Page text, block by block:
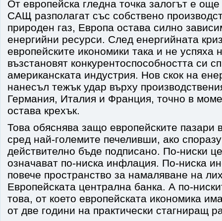
От европейска гледна точка залогът е
САЩ разполагат със собствено
природен газ, Европа остава силно
енергийни ресурси. След енергийната
европейските икономики така и не успяха
възстановят конкурентоспособността си
американската индустрия. Нов скок на
нанесъл тежък удар върху
Германия, Италия и Франция, точно в
остава крехък.
Това обяснява защо европейските пазари
сред най-големите печеливши, ако
действително бъде подписано. По-ниски
означават по-ниска инфлация. По-ниска
повече пространство за намаляване на
Европейската централна банка. А по-
това, от което европейската икономика
от две години на практически стагниращ